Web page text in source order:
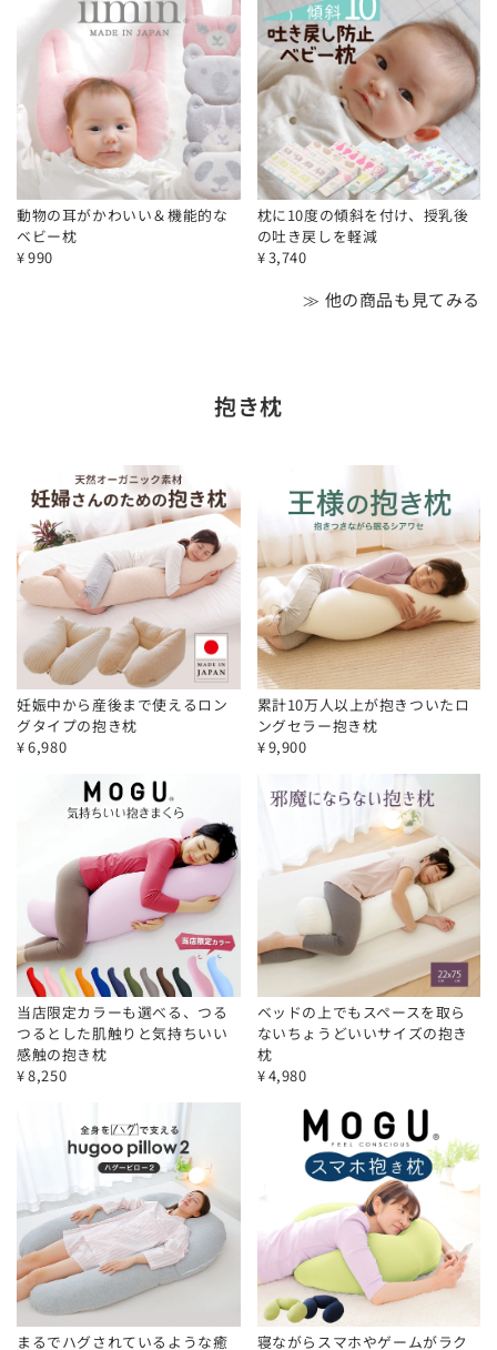
動物の耳がかわいい＆機能的な
ベビー枕
¥990
枕に10度の傾斜を付け、授乳後
の吐き戻しを軽減
¥3,740
≫ 他の商品も見てみる
抱き枕
妊娠中から産後まで使えるロン
グタイプの抱き枕
¥6,980
累計10万人以上が抱きついたロ
ングセラー抱き枕
¥9,900
当店限定カラーも選べる、つる
つるとした肌触りと気持ちいい
感触の抱き枕
¥8,250
ベッドの上でもスペースを取ら
ないちょうどいいサイズの抱き
枕
¥4,980
まるでハグされているような癒 寝ながらスマホやゲームがラク